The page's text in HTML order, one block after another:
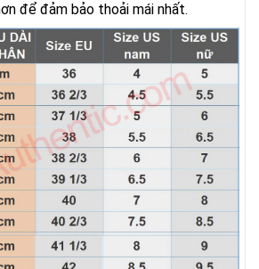
để đảm bảo thoải mái nhất.